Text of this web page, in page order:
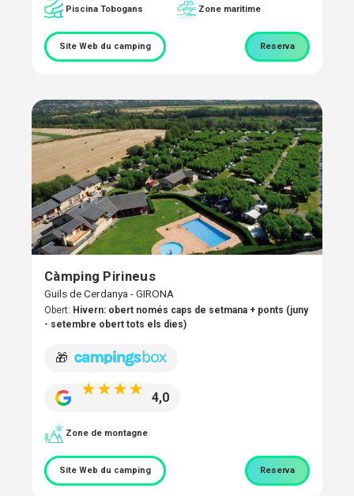
Piscina Tobogans
Zone maritime
Site Web du camping Reserva
Càmping Pirineus
Guils de Cerdanya - GIRONA
Obert: Hivern: obert només caps de setmana + ponts (juny
- setembre obert tots els dies)
🎁
4,0
Zone de montagne
Site Web du camping Reserva